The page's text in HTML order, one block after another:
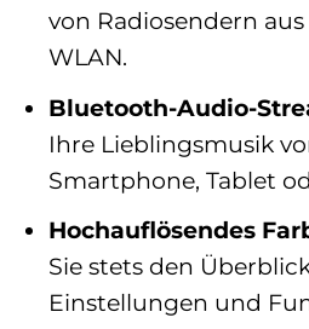
von Radiosendern
WLAN.
Bluetooth-Audio-
Ihre Lieblingsmusik
Smartphone, Tablet
Hochauflösendes
Sie stets den
Einstellungen und